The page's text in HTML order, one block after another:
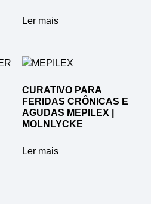
Ler mais
CURATIVO PARA
FERIDAS CRÔNICAS E
AGUDAS MEPILEX |
MOLNLYCKE
Ler mais